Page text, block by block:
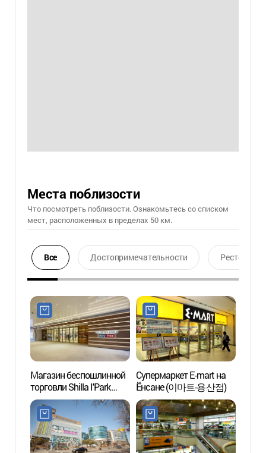
Места поблизости
Что посмотреть поблизости. Ознакомьтесь со списком
мест, расположенных в пределах 50 км.
Все Достопримечательности Ресторан
Магазин беспошлинной
торговли Shilla I'Park
(신라아이파크면세점)
Супермаркет E-mart на
Ёнсане (이마트-용산점)